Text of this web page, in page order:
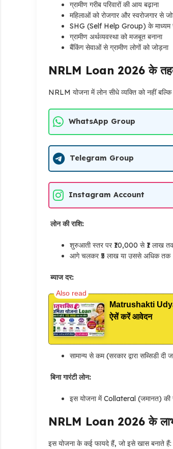
ग्रामीण गरीब परिवारों की आय बढ़ाना
महिलाओं को रोजगार और स्वरोजगार से
SHG (Self Help Group) के माध्यम से
ग्रामीण अर्थव्यवस्था को मजबूत बनाना
बैंकिंग सेवाओं से ग्रामीण लोगों को जोड़ना
NRLM Loan 2026 के तहत
NRLM योजना में लोन सीधे व्यक्ति को नहीं
WhatsApp Group
Telegram Group
Instagram Account
लोन की राशि:
शुरुआती स्तर पर ₹10,000 से ₹1 लाख
आगे चलकर ₹5 लाख या उससे अधिक तक
ब्याज दर:
Matrushakti
ऐसें करें आवेदन
सामान्य से कम (सरकार द्वारा सब्सिडी दी
बिना गारंटी लोन:
इस योजना में Collateral (जमानत) की
NRLM Loan 2026 के
इस योजना के कई फायदे हैं, जो इसे खास बनाते हैं: